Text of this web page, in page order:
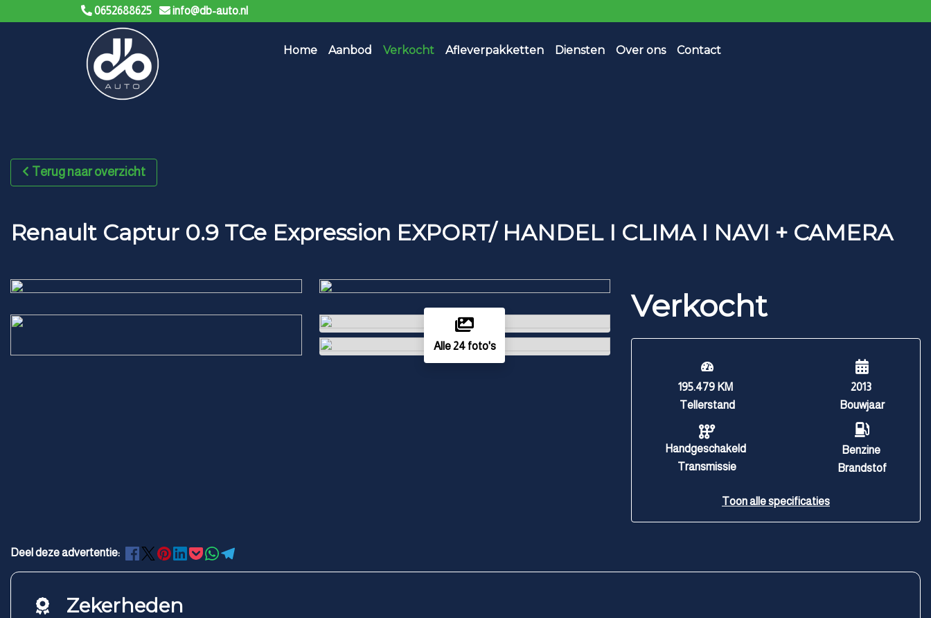
0652688625 info@db-auto.nl
Home Aanbod Verkocht Afleverpakketten Diensten Over ons Contact
Terug naar overzicht
Renault Captur 0.9 TCe Expression EXPORT/ HANDEL I CLIMA I NAVI + CAMERA
Alle 24 foto's
Verkocht
195.479 KM
Tellerstand
Handgeschakeld
Transmissie
2013
Bouwjaar
Benzine
Brandstof
Toon alle specificaties
Deel deze advertentie:
Zekerheden